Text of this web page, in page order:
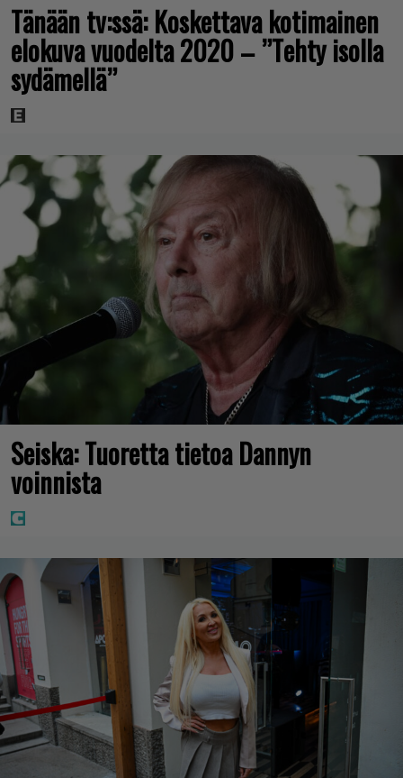
Tänään tv:ssä: Koskettava kotimainen
elokuva vuodelta 2020 – ”Tehty isolla
sydämellä”
Seiska: Tuoretta tietoa Dannyn
voinnista